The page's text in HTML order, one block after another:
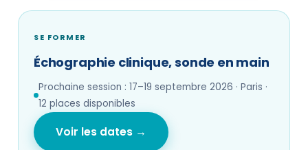
SE FORMER
Échographie clinique, sonde en main
Prochaine session : 17–19 septembre 2026 · Paris ·
12 places disponibles
Voir les dates →